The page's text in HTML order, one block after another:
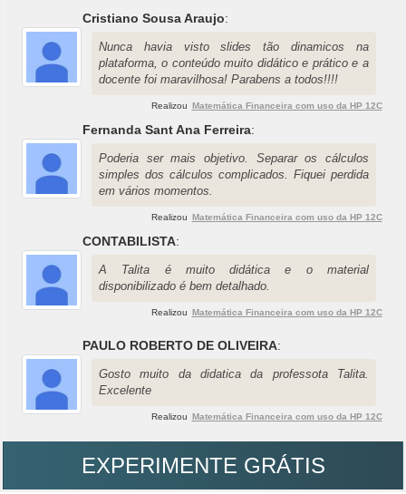
Cristiano Sousa Araujo:
Nunca havia visto slides tão dinamicos na
plataforma, o conteúdo muito didático e prático e a
docente foi maravilhosa! Parabens a todos!!!!
Realizou Matemática Financeira com uso da HP 12C
Fernanda Sant Ana Ferreira:
Poderia ser mais objetivo. Separar os cálculos
simples dos cálculos complicados. Fiquei perdida
em vários momentos.
Realizou Matemática Financeira com uso da HP 12C
CONTABILISTA:
A Talita é muito didática e o material
disponibilizado é bem detalhado.
Realizou Matemática Financeira com uso da HP 12C
PAULO ROBERTO DE OLIVEIRA:
Gosto muito da didatica da professota Talita.
Excelente
Realizou Matemática Financeira com uso da HP 12C
EXPERIMENTE GRÁTIS